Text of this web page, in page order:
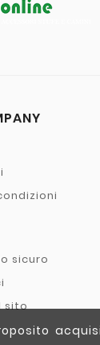
sicuro
sito